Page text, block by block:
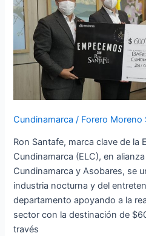
Cundinamarca / Forero Moreno
Ron Santafe, marca clave de la
Cundinamarca (ELC), en
Cundinamarca y Asobares, se
industria nocturna y del
departamento apoyando a la
sector con la destinación de
través
reactivación
de
bares
de
Bogotá
Cundinamarca